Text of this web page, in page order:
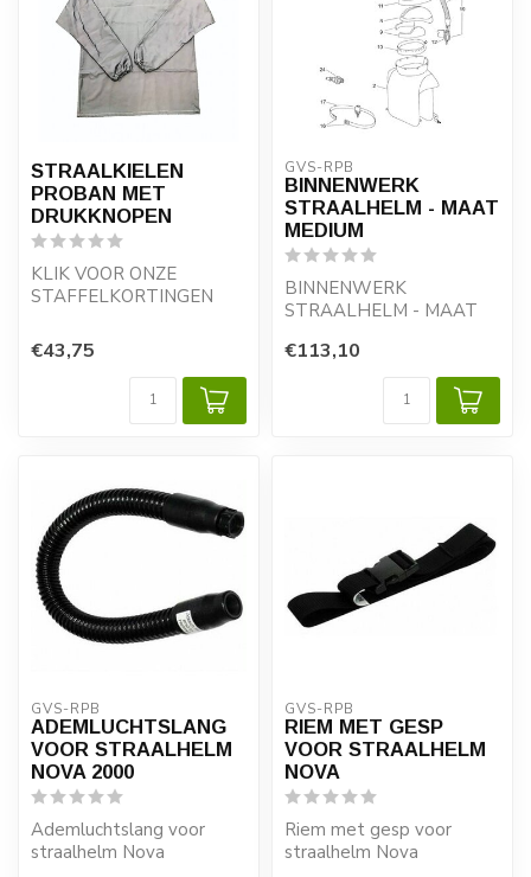
STRAALKIELEN
PROBAN MET
DRUKKNOPEN
KLIK VOOR ONZE
STAFFELKORTINGEN
MATERIAAL PROBAN -
VLAMVERTRAGEND
€43,75
GVS-RPB
BINNENWERK
STRAALHELM - MAAT
MEDIUM
BINNENWERK
STRAALHELM - MAAT
€113,10
GVS-RPB
ADEMLUCHTSLANG
VOOR STRAALHELM
NOVA 2000
Ademluchtslang voor
straalhelm Nova
GVS-RPB
RIEM MET GESP
VOOR STRAALHELM
NOVA
Riem met gesp voor
straalhelm Nova